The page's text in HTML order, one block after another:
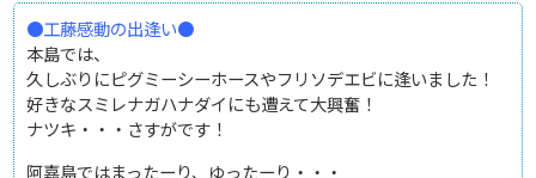
●工藤感動の出逢い●
本島では、
久しぶりにピグミーシーホースやフリソデエビに逢いました！
好きなスミレナガハナダイにも遭えて大興奮！
ナツキ・・・さすがです！
阿嘉島ではまったーり、ゆったーり・・・